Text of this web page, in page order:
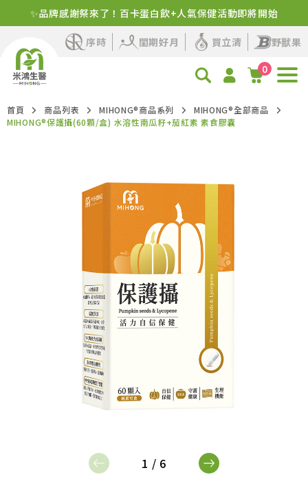
✨品牌感謝祭來了！百卡蛋白飲+人氣保健活動即將開始
序時 閨期好月 買立清
野獸果
0
首頁 商品列表 MIHONG®商品系列
MIHONG®全部商品
MIHONG®保護攝(60顆/盒) 水溶性南瓜籽+茄紅素 素食膠囊
1 / 6